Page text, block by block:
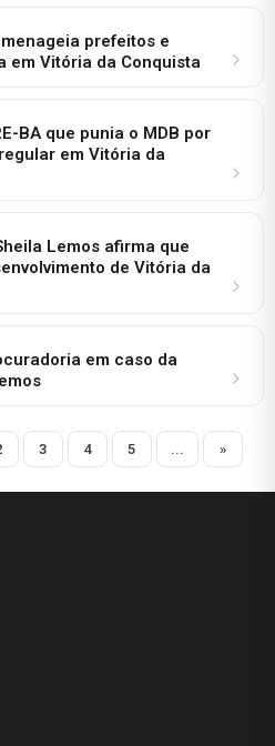
prefeitos e
em Vitória da Conquista
BA que punia o MDB por
em Vitória da
Lemos afirma que
de Vitória da
em caso da
3 4 5 ... »